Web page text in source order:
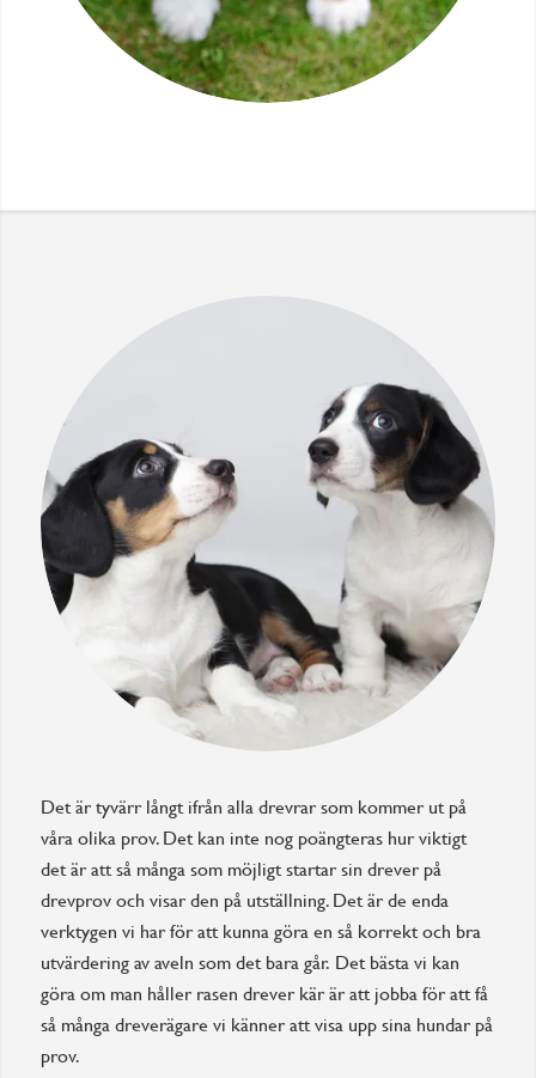
Det är tyvärr långt ifrån alla drevrar som kommer ut på
våra olika prov. Det kan inte nog poängteras hur viktigt
det är att så många som möjligt startar sin drever på
drevprov och visar den på utställning. Det är de enda
verktygen vi har för att kunna göra en så korrekt och bra
utvärdering av aveln som det bara går. Det bästa vi kan
göra om man håller rasen drever kär är att jobba för att få
så många dreverägare vi känner att visa upp sina hundar på
prov.